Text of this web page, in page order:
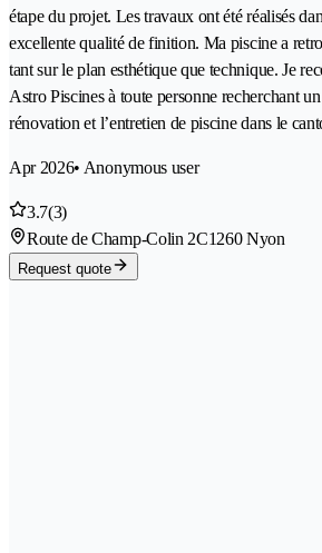
étape du projet. Les travaux ont été réalisés
excellente qualité de finition. Ma piscine a
tant sur le plan esthétique que technique. Je
Astro Piscines à toute personne recherchant
rénovation et l’entretien de piscine dans le
Apr 2026• Anonymous user
3.7(3)
Route de Champ-Colin 2C1260 Nyon
Request quote